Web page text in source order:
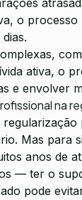
o processo
ativa, o
e envolver
na
regularização
Mas para
anos de
— ter o
pode